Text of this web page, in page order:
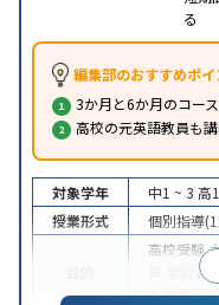
る
編集部のおすすめポイ
3か月と6か月のコー
高校の元英語教員も
対象学年 中1 ~ 3 高
授業形式
個別指導
高校受験
学習習
ト対策英